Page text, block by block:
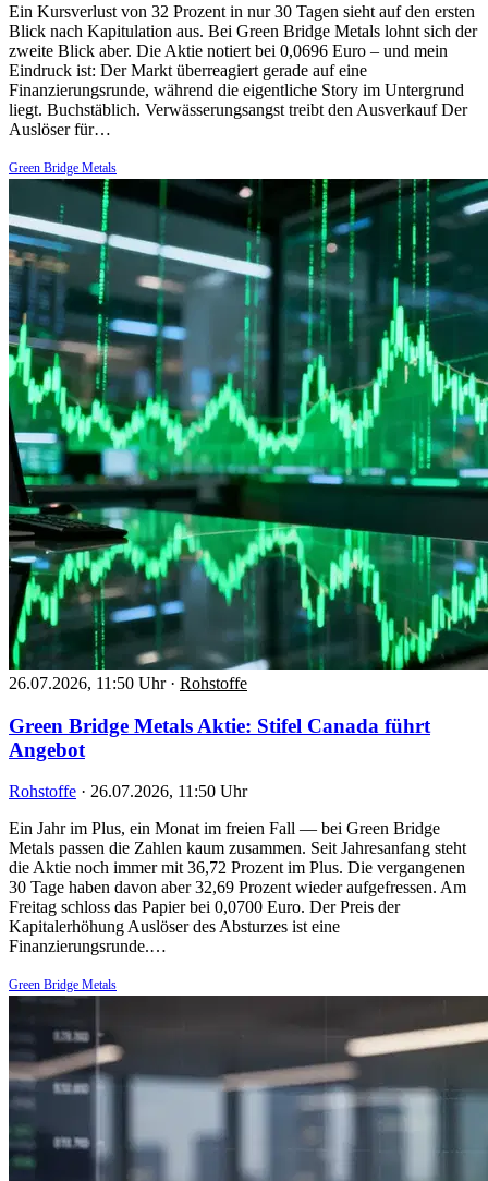
Ein Kursverlust von 32 Prozent in nur 30 Tagen sieht auf den ersten
Blick nach Kapitulation aus. Bei Green Bridge Metals lohnt sich der
zweite Blick aber. Die Aktie notiert bei 0,0696 Euro – und mein
Eindruck ist: Der Markt überreagiert gerade auf eine
Finanzierungsrunde, während die eigentliche Story im Untergrund
liegt. Buchstäblich. Verwässerungsangst treibt den Ausverkauf Der
Auslöser für…
Green Bridge Metals
26.07.2026, 11:50 Uhr · Rohstoffe
Green Bridge Metals Aktie: Stifel Canada führt
Angebot
Rohstoffe · 26.07.2026, 11:50 Uhr
Ein Jahr im Plus, ein Monat im freien Fall — bei Green Bridge
Metals passen die Zahlen kaum zusammen. Seit Jahresanfang steht
die Aktie noch immer mit 36,72 Prozent im Plus. Die vergangenen
30 Tage haben davon aber 32,69 Prozent wieder aufgefressen. Am
Freitag schloss das Papier bei 0,0700 Euro. Der Preis der
Kapitalerhöhung Auslöser des Absturzes ist eine
Finanzierungsrunde.…
Green Bridge Metals